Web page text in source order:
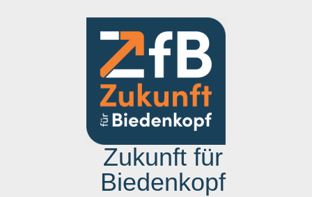
Zukunft für
Biedenkopf